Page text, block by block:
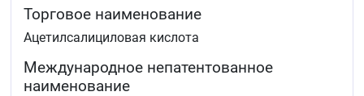
Торговое наименование
Ацетилсалициловая кислота
Международное непатентованное
наименование